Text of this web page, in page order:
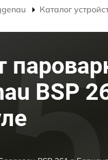
Каталог
BSP